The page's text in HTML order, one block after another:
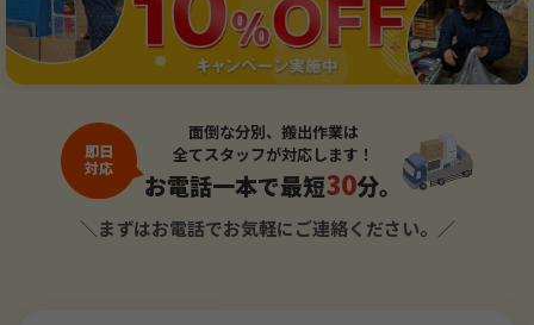
即日
対応
面倒な分別、搬出作業は
全てスタッフが対応します！
お電話一本で最短30分。
＼まずはお電話でお気軽にご連絡ください。／